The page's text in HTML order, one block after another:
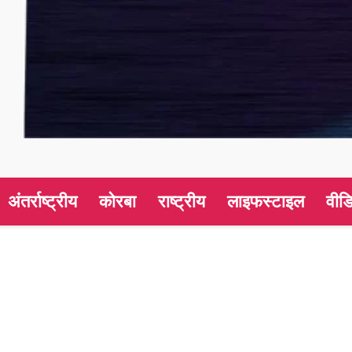
अंतर्राष्ट्रीय कोरबा राष्ट्रीय लाइफस्टाइल